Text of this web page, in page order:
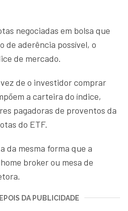
negociadas em bolsa que
de aderência possível, o
de mercado.
vez de o investidor comprar
a carteira do índice,
pagadoras de proventos da
do ETF.
da mesma forma que a
broker ou mesa de
DA PUBLICIDADE